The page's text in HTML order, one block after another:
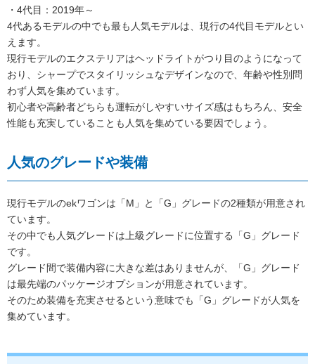
・4代目：2019年～
4代あるモデルの中でも最も人気モデルは、現行の4代目モデルとい
えます。
現行モデルのエクステリアはヘッドライトがつり目のようになって
おり、シャープでスタイリッシュなデザインなので、年齢や性別問
わず人気を集めています。
初心者や高齢者どちらも運転がしやすいサイズ感はもちろん、安全
性能も充実していることも人気を集めている要因でしょう。
人気のグレードや装備
現行モデルのekワゴンは「M」と「G」グレードの2種類が用意され
ています。
その中でも人気グレードは上級グレードに位置する「G」グレード
です。
グレード間で装備内容に大きな差はありませんが、「G」グレード
は最先端のパッケージオプションが用意されています。
そのため装備を充実させるという意味でも「G」グレードが人気を
集めています。